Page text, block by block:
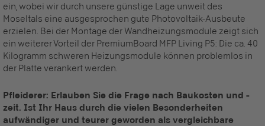
ein, wobei wir durch unsere günstige Lage unweit des
Moseltals eine ausgesprochen gute Photovoltaik-Ausbeute
erzielen. Bei der Montage der Wandheizungsmodule zeigt sich
ein weiterer Vorteil der PremiumBoard MFP Living P5: Die ca. 40
Kilogramm schweren Heizungsmodule können problemlos in
der Platte verankert werden.
Pfleiderer: Erlauben Sie die Frage nach Baukosten und -
zeit. Ist Ihr Haus durch die vielen Besonderheiten
aufwändiger und teurer geworden als vergleichbare